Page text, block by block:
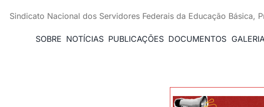
Sindicato Nacional dos Servidores Federais da Educação Básica,
SOBRE NOTÍCIAS PUBLICAÇÕES DOCUMENTOS